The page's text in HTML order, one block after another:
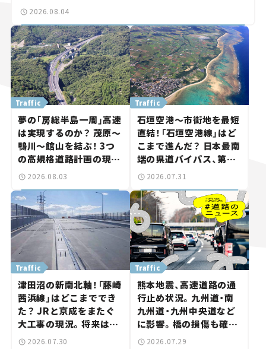
2026.08.04
Traffic
夢の「房総半島一周」高速
は実現するのか？ 茂原～
鴨川～館山を結ぶ！ 3つ
の高規格道路計画の現
状。「館山鴨川道路」で検
路計画】
2026.08.03
Traffic
石垣空港～市街地を最短
直結！「石垣空港線」はど
こまで進んだ？ 日本最南
端の県道バイパス、第2
工区も延伸開通 【いま気
2026.07.31
Traffic
津田沼の新南北軸！「藤崎
茜浜線」はどこまででき
た？ JRと京成をまたぐ
大工事の現況。将来は
「習志野～鎌ケ谷」を最短
2026.07.30
Traffic
熊本地震、高速道路の通
行止め状況。九州道・南
九州道・九州中央道など
に影響。橋の損傷も確認
【道路のニュース】
2026.07.29